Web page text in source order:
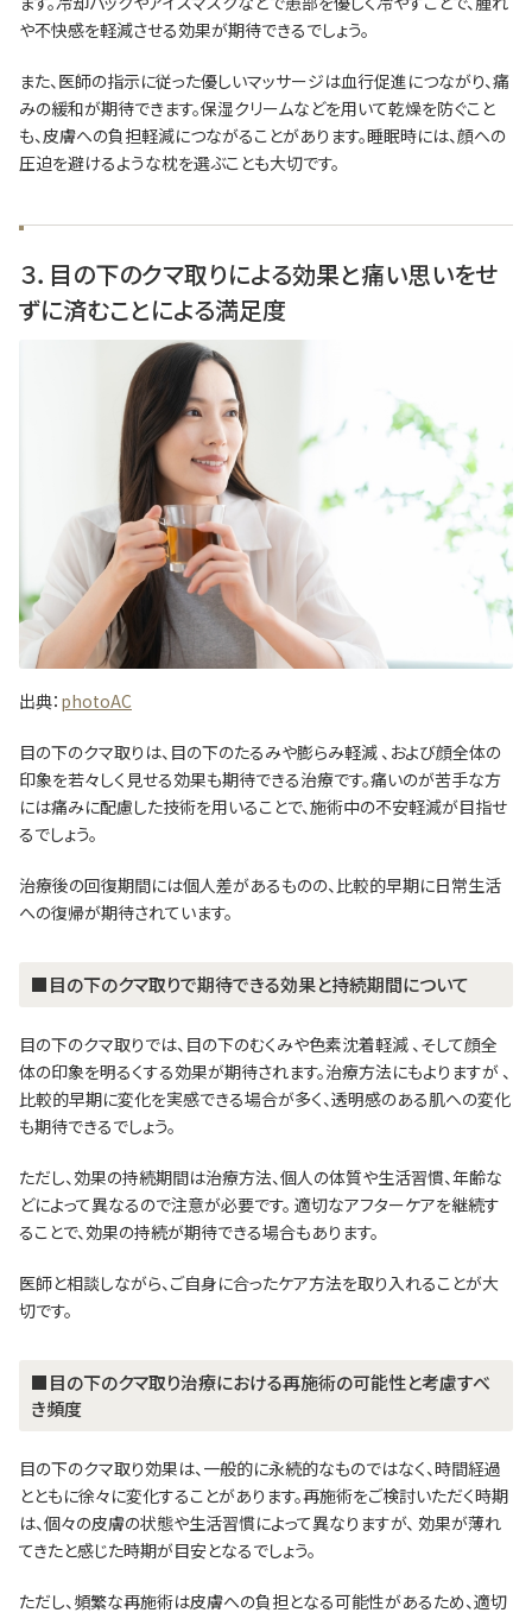
や不快感を軽減させる効果が期待できるでしょう。
また、医師の指示に従った優しいマッサージは血行促進につながり、痛
みの緩和が期待できます。保湿クリームなどを用いて乾燥を防ぐこと
も、皮膚への負担軽減につながることがあります。睡眠時には、顔への
圧迫を避けるような枕を選ぶことも大切です。
３．目の下のクマ取りによる効果と痛い思いをせ
ずに済むことによる満足度
出典： photoAC
目の下のクマ取りは、目の下のたるみや膨らみ軽減 、および顔全体の
印象を若々しく見せる効果も期待できる治療です。痛いのが苦手な方
には痛みに配慮した技術を用いることで、施術中の不安軽減が目指せ
るでしょう。
治療後の回復期間には個人差があるものの、比較的早期に日常生活
への復帰が期待されています。
■目の下のクマ取りで期待できる効果と持続期間について
目の下のクマ取りでは、目の下のむくみや色素沈着軽減 、そして顔全
体の印象を明るくする効果が期待されます。治療方法にもよりますが 、
比較的早期に変化を実感できる場合が多く、透明感のある肌への変化
も期待できるでしょう。
ただし、効果の持続期間は治療方法、個人の体質や生活習慣、年齢な
どによって異なるので注意が必要です。 適切なアフターケアを継続す
ることで、効果の持続が期待できる場合もあります。
医師と相談しながら、ご自身に合ったケア方法を取り入れることが大
切です。
■目の下のクマ取り治療における再施術の可能性と考慮すべ
き頻度
目の下のクマ取り効果は、一般的に永続的なものではなく、時間経過
とともに徐々に変化することがあります。再施術をご検討いただく時期
は、個々の皮膚の状態や生活習慣によって異なりますが、 効果が薄れ
てきたと感じた時期が目安となるでしょう。
ただし、頻繁な再施術は皮膚への負担となる可能性があるため、適切